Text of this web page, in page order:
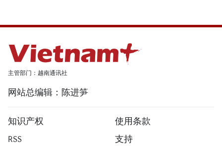
主管部门：越南通讯社
网站总编辑：陈进笋
知识产权
使用条款
RSS
支持